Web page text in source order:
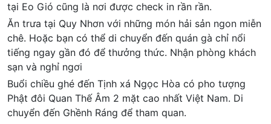
tại Eo Gió cũng là nơi được check in rần rần.
Ăn trưa tại Quy Nhơn với những món hải sản ngon miễn
chê. Hoặc bạn có thể di chuyển đến quán gà chỉ nổi
tiếng ngay gần đó để thưởng thức. Nhận phòng khách
sạn và nghỉ ngơi
Buổi chiều ghé đến Tịnh xá Ngọc Hòa có pho tượng
Phật đôi Quan Thế Âm 2 mặt cao nhất Việt Nam. Di
chuyển đến Ghềnh Ráng để tham quan.